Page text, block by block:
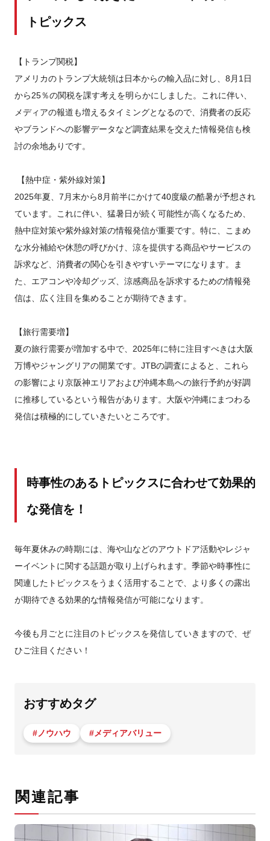
トピックス
【トランプ関税】
アメリカのトランプ大統領は日本からの輸入品に対し、8月1日
から25％の関税を課す考えを明らかにしました。これに伴い、
メディアの報道も増えるタイミングとなるので、消費者の反応
やブランドへの影響データなど調査結果を交えた情報発信も検
討の余地ありです。
【熱中症・紫外線対策】
2025年夏、7月末から8月前半にかけて40度級の酷暑が予想され
ています。これに伴い、猛暑日が続く可能性が高くなるため、
熱中症対策や紫外線対策の情報発信が重要です。特に、こまめ
な水分補給や休憩の呼びかけ、涼を提供する商品やサービスの
訴求など、消費者の関心を引きやすいテーマになります。ま
た、エアコンや冷却グッズ、涼感商品を訴求するための情報発
信は、広く注目を集めることが期待できます。
【旅行需要増】
夏の旅行需要が増加する中で、2025年に特に注目すべきは大阪
万博やジャングリアの開業です。JTBの調査によると、これら
の影響により京阪神エリアおよび沖縄本島への旅行予約が好調
に推移しているという報告があります。大阪や沖縄にまつわる
発信は積極的にしていきたいところです。
時事性のあるトピックスに合わせて効果的
な発信を！
毎年夏休みの時期には、海や山などのアウトドア活動やレジャ
ーイベントに関する話題が取り上げられます。季節や時事性に
関連したトピックスをうまく活用することで、より多くの露出
が期待できる効果的な情報発信が可能になります。
今後も月ごとに注目のトピックスを発信していきますので、ぜ
ひご注目ください！
おすすめタグ
#ノウハウ #メディアバリュー
関連記事